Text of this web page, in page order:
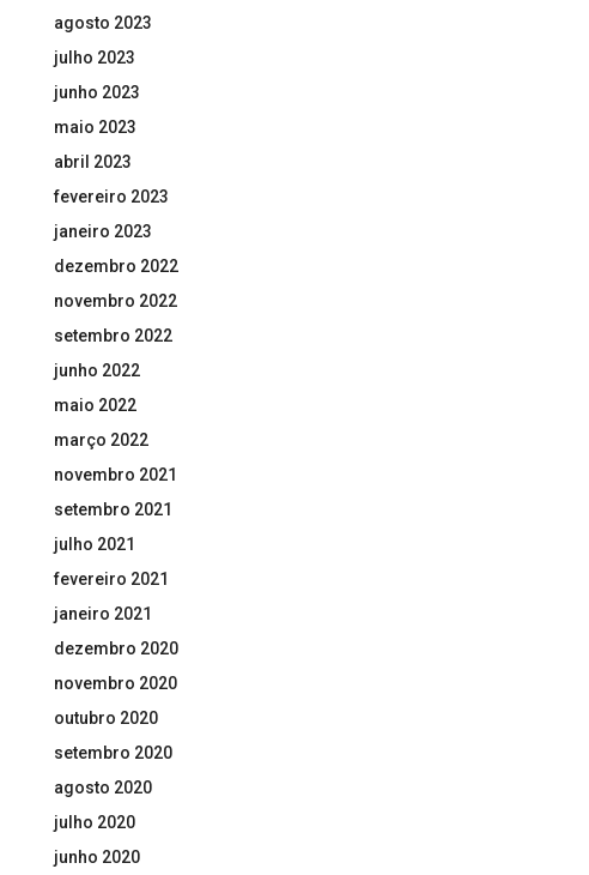
agosto 2023
julho 2023
junho 2023
maio 2023
abril 2023
fevereiro 2023
janeiro 2023
dezembro 2022
novembro 2022
setembro 2022
junho 2022
maio 2022
março 2022
novembro 2021
setembro 2021
julho 2021
fevereiro 2021
janeiro 2021
dezembro 2020
novembro 2020
outubro 2020
setembro 2020
agosto 2020
julho 2020
junho 2020